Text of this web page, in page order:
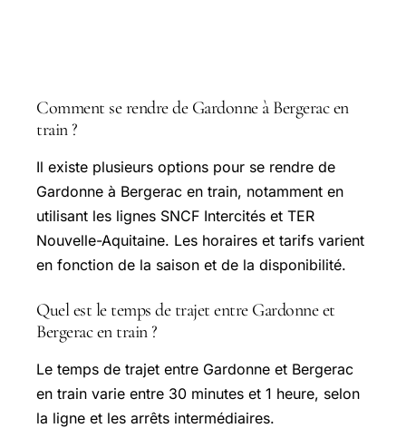
Comment se rendre de Gardonne à Bergerac en
train ?
Il existe plusieurs options pour se rendre de
Gardonne à Bergerac en train, notamment en
utilisant les lignes SNCF Intercités et TER
Nouvelle-Aquitaine. Les horaires et tarifs varient
en fonction de la saison et de la disponibilité.
Quel est le temps de trajet entre Gardonne et
Bergerac en train ?
Le temps de trajet entre Gardonne et Bergerac
en train varie entre 30 minutes et 1 heure, selon
la ligne et les arrêts intermédiaires.